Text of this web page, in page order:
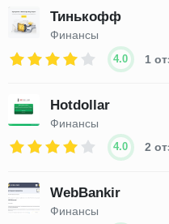
Тинькофф
Финансы
4.0 1
Hotdollar
Финансы
4.0 2
WebBankir
Финансы